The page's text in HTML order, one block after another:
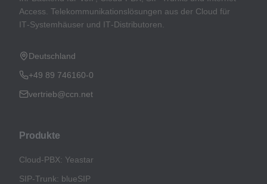
Access. Telekommunikationslösungen aus der Cloud für
IT‑Systemhäuser und IT‑Distributoren.
Deutschland
+49 89 746160-0
vertrieb@ccn.net
Produkte
Cloud-PBX: Yeastar
SIP-Trunk: blueSIP